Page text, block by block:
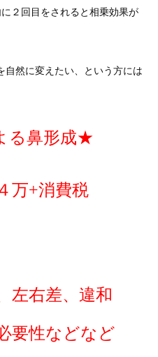
２回目をされると相乗効果が
自然に変えたい、という方には
る鼻形成★
万+消費税
左右差、違和
要性などなど